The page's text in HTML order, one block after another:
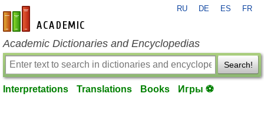
en-academic.com
RU DE ES FR
Academic Dictionaries and Encyclopedias
Search!
Interpretations Translations Books Игры ⚽